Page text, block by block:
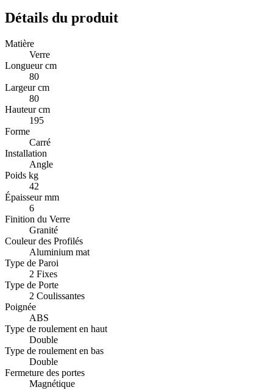
Détails du produit
Matière
Verre
Longueur cm
80
Largeur cm
80
Hauteur cm
195
Forme
Carré
Installation
Angle
Poids kg
42
Épaisseur mm
6
Finition du Verre
Granité
Couleur des Profilés
Aluminium mat
Type de Paroi
2 Fixes
Type de Porte
2 Coulissantes
Poignée
ABS
Type de roulement en haut
Double
Type de roulement en bas
Double
Fermeture des portes
Magnétique